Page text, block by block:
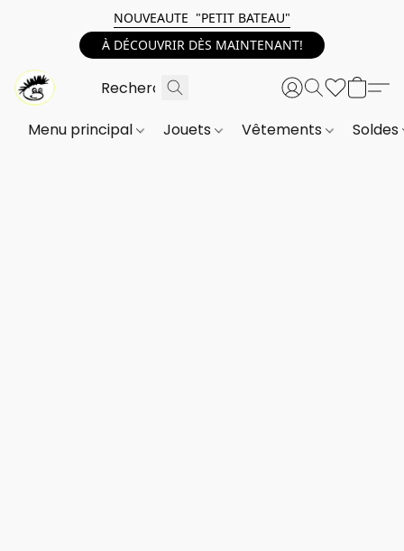
NOUVEAUTE "PETIT BATEAU"
À DÉCOUVRIR DÈS MAINTENANT!
Menu principal Jouets Vêtements Soldes